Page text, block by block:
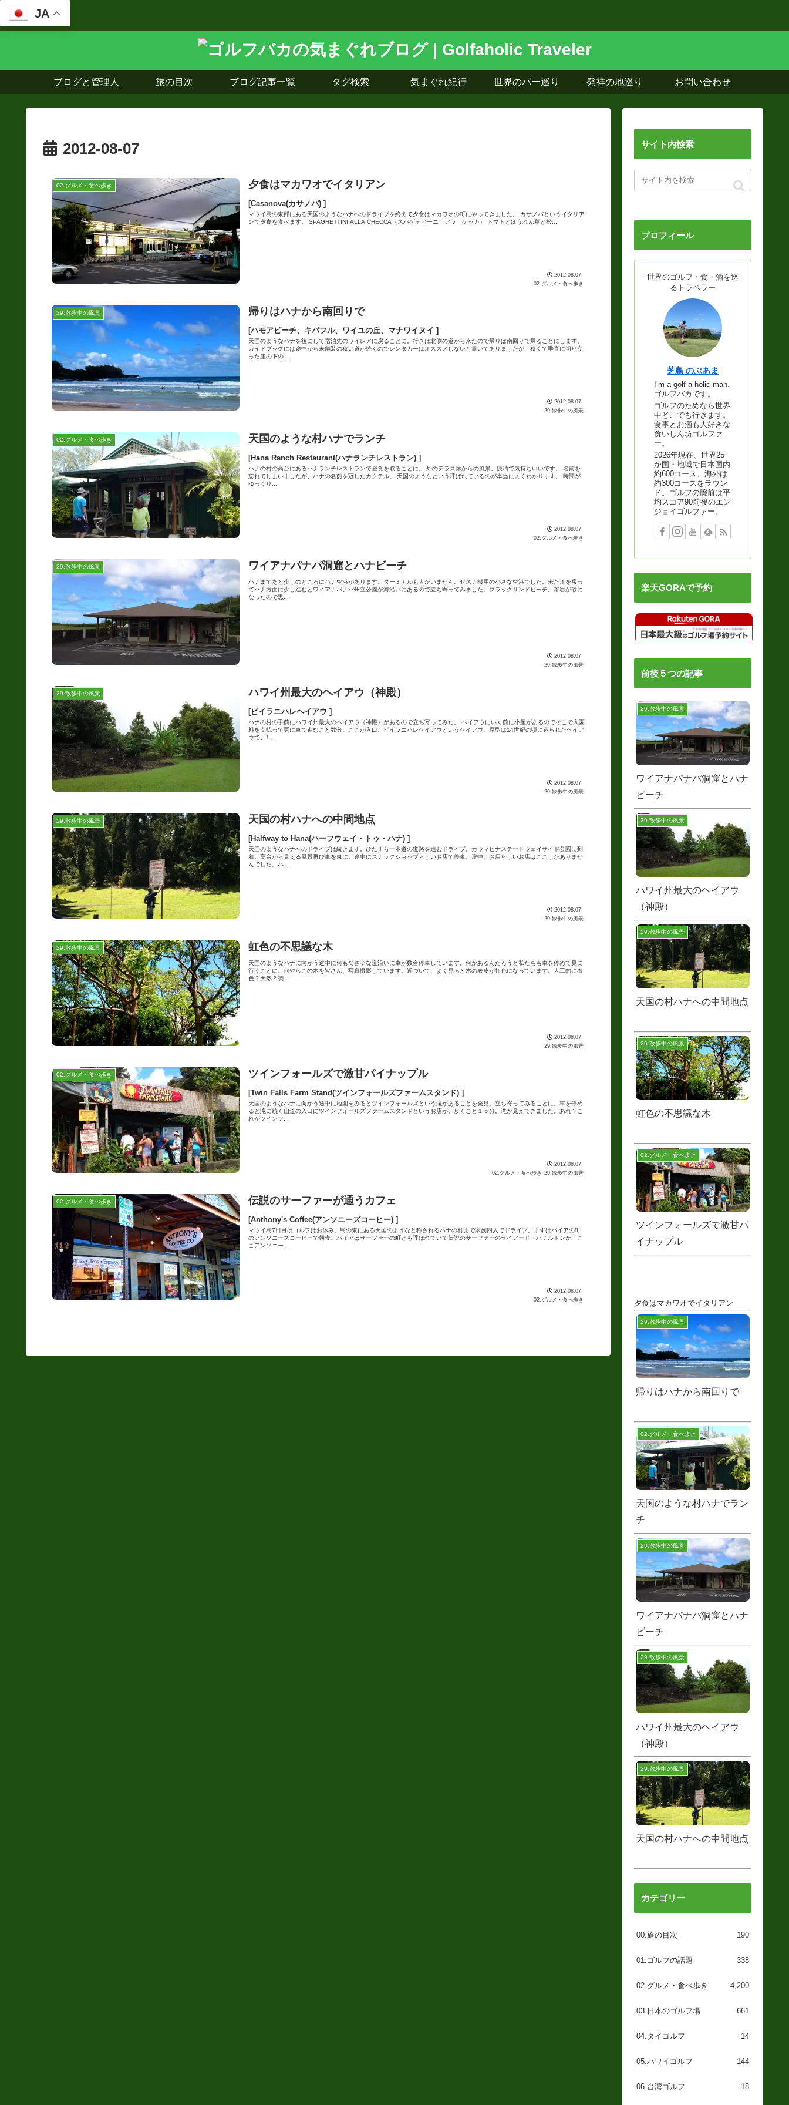
JA
ブログと管理人 旅の目次 ブログ記事一覧 タグ検索 気まぐれ紀行 世界のバー巡り 発祥の地巡り お問い合わせ
2012-08-07
02.グルメ・食べ歩き 夕食はマカワオでイタリアン
[Casanova(カサノバ) ]
マウイ島の東部にある天国のようなハナへのドライブを終えて夕食はマカワオの町にやってきました。 カサノバというイタリア
ンで夕食を食べます。 SPAGHETTINI ALLA CHECCA（スパゲティーニ アラ ケッカ） トマトとほうれん草と松...
2012.08.07
02.グルメ・食べ歩き
29.散歩中の風景 帰りはハナから南回りで
[ハモアビーチ、キパフル、ワイユの丘、マナワイヌイ ]
天国のようなハナを後にして宿泊先のワイレアに戻ることに。行きは北側の道から来たので帰りは南回りで帰ることにします。
ガイドブックには途中から未舗装の狭い道が続くのでレンタカーはオススメしないと書いてありましたが、狭くて垂直に切り立
った崖の下の...
2012.08.07
29.散歩中の風景
02.グルメ・食べ歩き 天国のような村ハナでランチ
[Hana Ranch Restaurant(ハナランチレストラン) ]
ハナの村の高台にあるハナランチレストランで昼食を取ることに。 外のテラス席からの風景。快晴で気持ちいいです。 名前を
忘れてしまいましたが、ハナの名前を冠したカクテル。 天国のようなという呼ばれているのが本当によくわかります。 時間が
ゆっくり...
2012.08.07
02.グルメ・食べ歩き
29.散歩中の風景 ワイアナパナパ洞窟とハナビーチ
ハナまであと少しのところにハナ空港があります。ターミナルも人がいません。セスナ機用の小さな空港でした。来た道を戻っ
てハナ方面に少し進むとワイアナパナパ州立公園が海沿いにあるので立ち寄ってみました。ブラックサンドビーチ。溶岩が砂に
なったので黒...
2012.08.07
29.散歩中の風景
29.散歩中の風景 ハワイ州最大のヘイアウ（神殿）
[ピイラニハレヘイアウ ]
ハナの村の手前にハワイ州最大のヘイアウ（神殿）があるので立ち寄ってみた。 ヘイアウにいく前に小屋があるのでそこで入園
料を支払って更に車で進むこと数分。ここが入口。ピイラニハレヘイアウというヘイアウ。原型は14世紀の頃に造られたヘイア
ウで、1...
2012.08.07
29.散歩中の風景
29.散歩中の風景 天国の村ハナへの中間地点
[Halfway to Hana(ハーフウェイ・トゥ・ハナ) ]
天国のようなハナへのドライブは続きます。ひたすら一本道の道路を進むドライブ。カウマヒナステートウェイサイド公園に到
着。高台から見える風景再び車を東に。途中にスナックショップらしいお店で停車。途中、お店らしいお店はここしかありませ
んでした。ハ...
2012.08.07
29.散歩中の風景
29.散歩中の風景 虹色の不思議な木
天国のようなハナに向かう途中に何もなさそな道沿いに車が数台停車しています。何があるんだろうと私たちも車を停めて見に
行くことに。何やらこの木を皆さん、写真撮影しています。近づいて、よく見ると木の表皮が虹色になっています。人工的に着
色？天然？調...
2012.08.07
29.散歩中の風景
02.グルメ・食べ歩き ツインフォールズで激甘パイナップル
[Twin Falls Farm Stand(ツインフォールズファームスタンド) ]
天国のようなハナに向かう途中に地図をみるとツインフォールズという滝があることを発見。立ち寄ってみることに。車を停め
ると滝に続く山道の入口にツインフォールズファームスタンドというお店が。歩くこと１５分。滝が見えてきました。あれ？こ
れがツインフ...
2012.08.07
02.グルメ・食べ歩き 29.散歩中の風景
02.グルメ・食べ歩き 伝説のサーファーが通うカフェ
[Anthony's Coffee(アンソニーズコーヒー) ]
マウイ島7日目はゴルフはお休み。島の東にある天国のようなと称されるハナの村まで家族四人でドライブ。まずはパイアの町
のアンソニーズコーヒーで朝食。パイアはサーファーの町とも呼ばれていて伝説のサーファーのライアード・ハミルトンが「こ
こアンソニー...
2012.08.07
02.グルメ・食べ歩き
サイト内検索
プロフィール
世界のゴルフ・食・酒を巡
るトラベラー
芝鳥 のぶあま
I’m a golf-a-holic man.
ゴルフバカです。
ゴルフのためなら世界
中どこでも行きます。
食事とお酒も大好きな
食いしん坊ゴルファ
ー。
2026年現在、世界25
か国・地域で日本国内
約600コース、海外は
約300コースをラウン
ド。ゴルフの腕前は平
均スコア90前後のエン
ジョイゴルファー。
楽天GORAで予約
前後５つの記事
29.散歩中の風景
ワイアナパナパ洞窟とハナ
ビーチ
29.散歩中の風景
ハワイ州最大のヘイアウ
（神殿）
29.散歩中の風景
天国の村ハナへの中間地点
29.散歩中の風景
虹色の不思議な木
02.グルメ・食べ歩き
ツインフォールズで激甘パ
イナップル
夕食はマカワオでイタリアン
29.散歩中の風景
帰りはハナから南回りで
02.グルメ・食べ歩き
天国のような村ハナでラン
チ
29.散歩中の風景
ワイアナパナパ洞窟とハナ
ビーチ
29.散歩中の風景
ハワイ州最大のヘイアウ
（神殿）
29.散歩中の風景
天国の村ハナへの中間地点
カテゴリー
00.旅の目次 190
01.ゴルフの話題 338
02.グルメ・食べ歩き 4,200
03.日本のゴルフ場 661
04.タイゴルフ 14
05.ハワイゴルフ 144
06.台湾ゴルフ 18